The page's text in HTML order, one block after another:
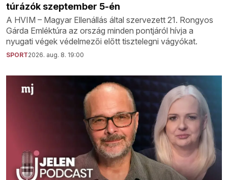
túrázók szeptember 5-én
A HVIM – Magyar Ellenállás által szervezett 21. Rongyos
Gárda Emléktúra az ország minden pontjáról hívja a
nyugati végek védelmezői előtt tisztelegni vágyókat.
SPORT2026. aug. 8. 19:00